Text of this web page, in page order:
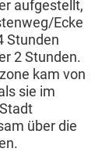
aufgestellt,
Ecke
Stunden
2 Stunden.
kam von
sie im
über die